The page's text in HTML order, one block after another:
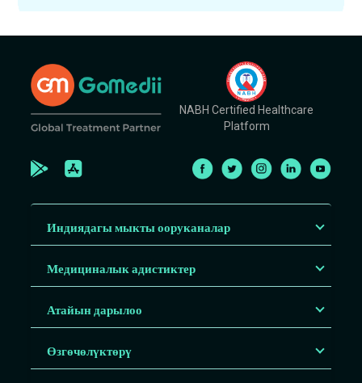
NABH Certified Healthcare
Platform
Индиядагы мыкты ооруканалар
Медициналык адистиктер
Атайын дарылоо
Өзгөчөлүктөрү